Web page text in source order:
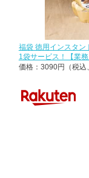
福袋 徳用インスタ
1袋サービス！【業
価格：3090円（税込